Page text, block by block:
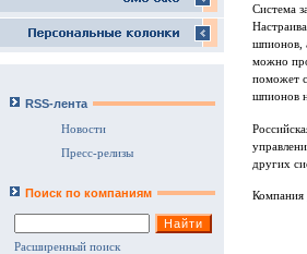
RSS-лента
Новости
Пресс-релизы
Поиск по компаниям
Расширенный поиск
Система
шпионов,
можно
поможет
шпионов
других
Компания